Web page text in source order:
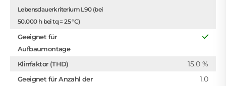
Lebensdauerkriterium L90 (bei
50.000 h bei tq = 25 °C)
Geeignet für
Aufbaumontage
Klirrfaktor (THD)
15.0 %
Geeignet für Anzahl der
1.0